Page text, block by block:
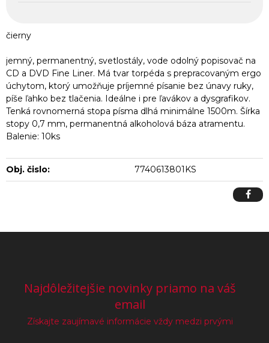
čierny
jemný, permanentný, svetlostály, vode odolný popisovač na
CD a DVD Fine Liner. Má tvar torpéda s prepracovaným ergo
úchytom, ktorý umožňuje príjemné písanie bez únavy ruky,
píše ľahko bez tlačenia. Ideálne i pre ľavákov a dysgrafikov.
Tenká rovnomerná stopa písma dlhá minimálne 1500m. Šírka
stopy 0,7 mm, permanentná alkoholová báza atramentu.
Balenie: 10ks
Obj. čislo: 7740613801KS
Najdôležitejšie novinky priamo na váš
email
Získajte zaujímavé informácie vždy medzi prvými